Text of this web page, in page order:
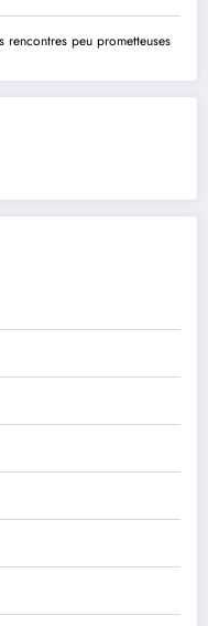
rencontres peu prometteuses